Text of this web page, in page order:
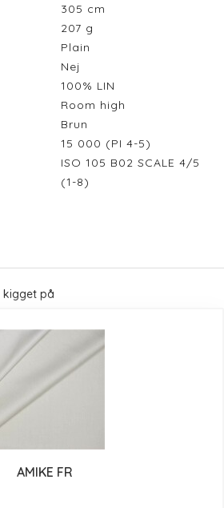
305 cm
207 g
Plain
Nej
100% LIN
Room high
Brun
15 000 (PI 4-5)
ISO 105 B02 SCALE 4/5
(1-8)
kigget på
AMIKE FR